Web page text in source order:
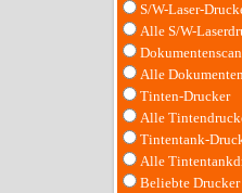
S/W-Laser-
Alle S/W-
Alle
Tinten-Drucker
Alle
Tintentank-
Alle
Beliebte Drucker